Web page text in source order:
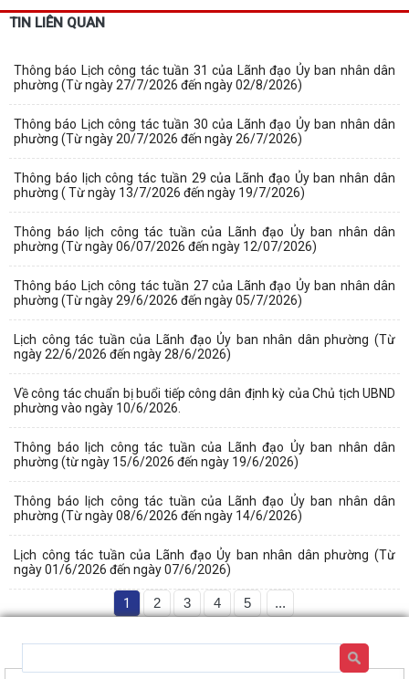
TIN LIÊN QUAN
Thông báo Lịch công tác tuần 31 của Lãnh đạo Ủy ban nhân dân
phường (Từ ngày 27/7/2026 đến ngày 02/8/2026)
Thông báo Lịch công tác tuần 30 của Lãnh đạo Ủy ban nhân dân
phường (Từ ngày 20/7/2026 đến ngày 26/7/2026)
Thông báo lịch công tác tuần 29 của Lãnh đạo Ủy ban nhân dân
phường ( Từ ngày 13/7/2026 đến ngày 19/7/2026)
Thông báo lịch công tác tuần của Lãnh đạo Ủy ban nhân dân
phường (Từ ngày 06/07/2026 đến ngày 12/07/2026)
Thông báo Lịch công tác tuần 27 của Lãnh đạo Ủy ban nhân dân
phường (Từ ngày 29/6/2026 đến ngày 05/7/2026)
Lịch công tác tuần của Lãnh đạo Ủy ban nhân dân phường (Từ
ngày 22/6/2026 đến ngày 28/6/2026)
Về công tác chuẩn bị buổi tiếp công dân định kỳ của Chủ tịch UBND
phường vào ngày 10/6/2026.
Thông báo lịch công tác tuần của Lãnh đạo Ủy ban nhân dân
phường (từ ngày 15/6/2026 đến ngày 19/6/2026)
Thông báo lịch công tác tuần của Lãnh đạo Ủy ban nhân dân
phường (Từ ngày 08/6/2026 đến ngày 14/6/2026)
Lịch công tác tuần của Lãnh đạo Ủy ban nhân dân phường (Từ
ngày 01/6/2026 đến ngày 07/6/2026)
1 2 3 4 5 ...